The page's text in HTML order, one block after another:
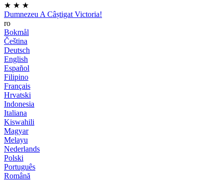
★ ★ ★
Dumnezeu A Câștigat Victoria!
ro
Bokmål
Čeština
Deutsch
English
Español
Filipino
Français
Hrvatski
Indonesia
Italiana
Kiswahili
Magyar
Melayu
Nederlands
Polski
Português
Română